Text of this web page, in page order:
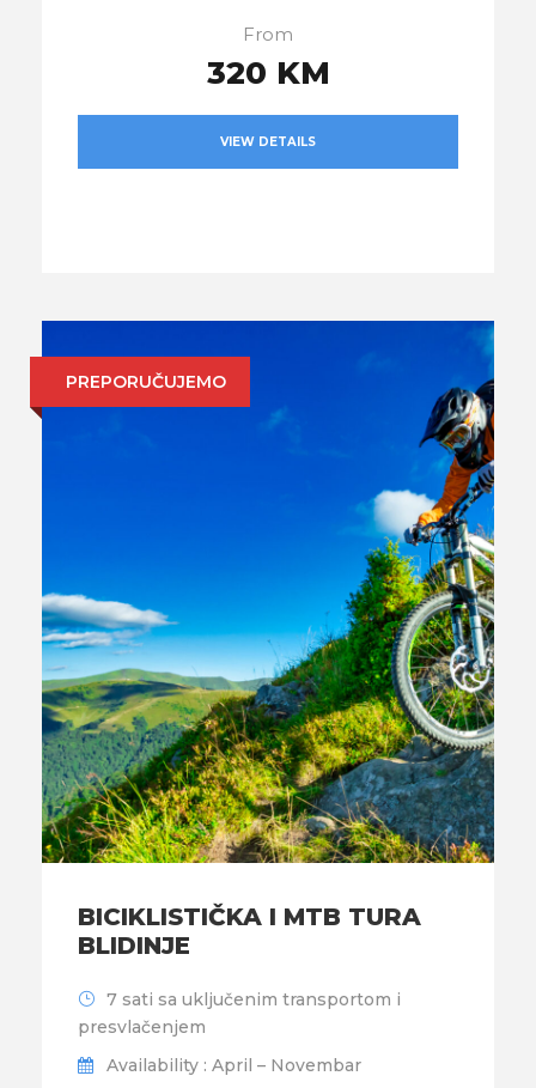
From
320 KM
VIEW DETAILS
PREPORUČUJEMO
BICIKLISTIČKA I MTB TURA
BLIDINJE
7 sati sa uključenim transportom i
presvlačenjem
Availability : April – Novembar